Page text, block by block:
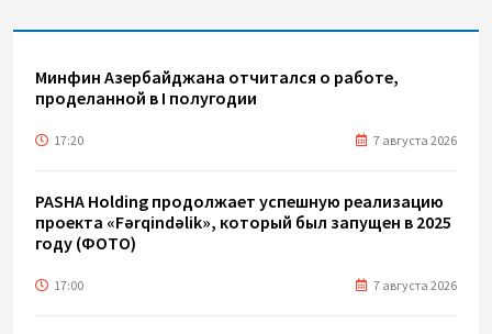
Минфин Азербайджана отчитался о работе,
проделанной в I полугодии
17:20 7 августа 2026
PASHA Holding продолжает успешную реализацию
проекта «Fərqindəlik», который был запущен в 2025
году (ФОТО)
17:00 7 августа 2026